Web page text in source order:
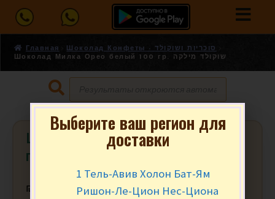
Главная
Шоколад Конфеты - סוכריות ושוקולד
Шоколад Милка Орео белый 100 гр. שוקולד מילקה
Шоколад Милка Орео белый 100
₪ за шт.
Выберите ваш регион для
доставки
1 Тель-Авив Холон Бат-Ям
Ришон-Ле-Цион Нес-Циона